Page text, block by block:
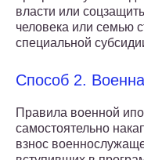
власти или
человека или семью
специальной
Способ 2.
Правила военной
самостоятельно
взнос